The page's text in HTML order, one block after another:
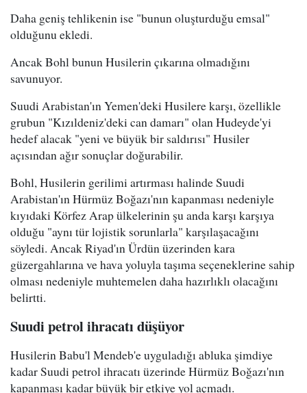
Daha geniş tehlikenin ise "bunun oluşturduğu emsal"
olduğunu ekledi.
Ancak Bohl bunun Husilerin çıkarına olmadığını
savunuyor.
Suudi Arabistan'ın Yemen'deki Husilere karşı, özellikle
grubun "Kızıldeniz'deki can damarı" olan Hudeyde'yi
hedef alacak "yeni ve büyük bir saldırısı" Husiler
açısından ağır sonuçlar doğurabilir.
Bohl, Husilerin gerilimi artırması halinde Suudi
Arabistan'ın Hürmüz Boğazı'nın kapanması nedeniyle
kıyıdaki Körfez Arap ülkelerinin şu anda karşı karşıya
olduğu "aynı tür lojistik sorunlarla" karşılaşacağını
söyledi. Ancak Riyad'ın Ürdün üzerinden kara
güzergahlarına ve hava yoluyla taşıma seçeneklerine sahip
olması nedeniyle muhtemelen daha hazırlıklı olacağını
belirtti.
Suudi petrol ihracatı düşüyor
Husilerin Babu'l Mendeb'e uyguladığı abluka şimdiye
kadar Suudi petrol ihracatı üzerinde Hürmüz Boğazı'nın
kapanması kadar büyük bir etkiye yol açmadı.